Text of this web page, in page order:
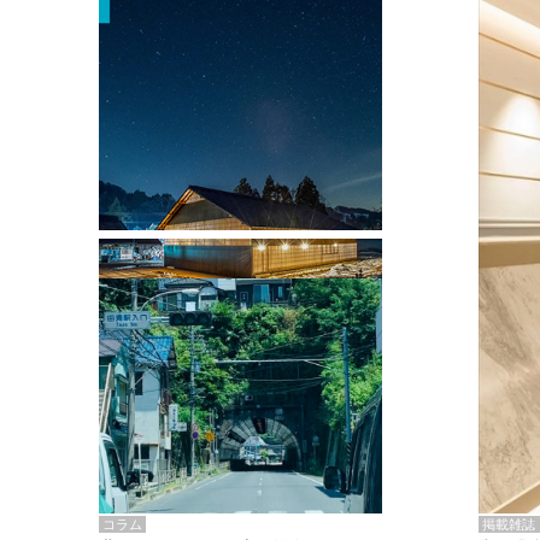
掲載雑誌
掲載雑誌・書籍
『街歩き研修「アールデコとモダニズ
ム、和風バロック」』のレポート記事が
掲載
コラム